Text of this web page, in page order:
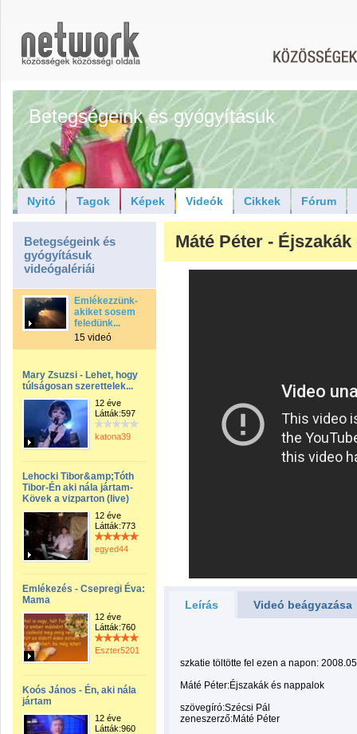
Betegségeink és gyógyításuk
Nyitó Tagok Képek Videók Cikkek Fórum
Betegségeink és
gyógyításuk
videógalériái
Emlékezzünk-
akiket sosem
feledünk...
15 videó
Mary Zsuzsi - Lehet, hogy
túlságosan szerettelek...
12 éve
Látták:597
katona39
Lehocki Tibor&amp;Tóth
Tibor-Én aki nála jártam-
Kövek a vizparton (live)
12 éve
Látták:773
egyed44
Emlékezés - Csepregi Éva:
Mama
12 éve
Látták:760
Eszter5201
Koós János - Én, aki nála
jártam
12 éve
Látták:960
Máté Péter -
Leírás Videó beágyazása
szkatie töltötte fel ezen a napon:
Máté Péter:Éjszakák és nappalok
szövegíró:Szécsi Pál
zeneszerző:Máté Péter